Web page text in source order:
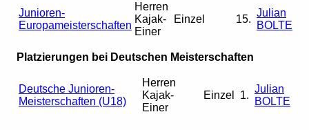
Junioren-
Europameisterschaften
Herren
Kajak-
Einer
Einzel 15.
Julian
BOLTE
Platzierungen bei Deutschen Meisterschaften
Deutsche Junioren-
Meisterschaften (U18)
Herren
Kajak-
Einer
Einzel 1.
Julian
BOLTE